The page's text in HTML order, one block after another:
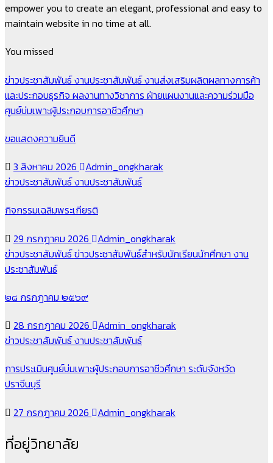
empower you to create an elegant, professional and easy to
maintain website in no time at all.
You missed
ข่าวประชาสัมพันธ์งานประชาสัมพันธ์งานส่งเสริมผลิตผลทางการค้า
และประกอบธุรกิจ ผลงานทางวิชาการ ฝ่ายแผนงานและความร่วมมือ
ศูนย์บ่มเพาะผู้ประกอบการอาชีวศึกษา
ขอแสดงความยินดี
3 สิงหาคม 2026
Admin_ongkharak
ข่าวประชาสัมพันธ์งานประชาสัมพันธ์
กิจกรรมเฉลิมพระเกียรติ
29 กรกฎาคม 2026
Admin_ongkharak
ข่าวประชาสัมพันธ์ข่าวประชาสัมพันธ์สำหรับนักเรียนนักศึกษา งาน
ประชาสัมพันธ์
๒๘ กรกฎาคม ๒๕๖๙
28 กรกฎาคม 2026
Admin_ongkharak
ข่าวประชาสัมพันธ์งานประชาสัมพันธ์
การประเมินศูนย์บ่มเพาะผู้ประกอบการอาชีวศึกษา ระดับจังหวัด
ปราจีนบุรี
27 กรกฎาคม 2026
Admin_ongkharak
ที่อยู่วิทยาลัย